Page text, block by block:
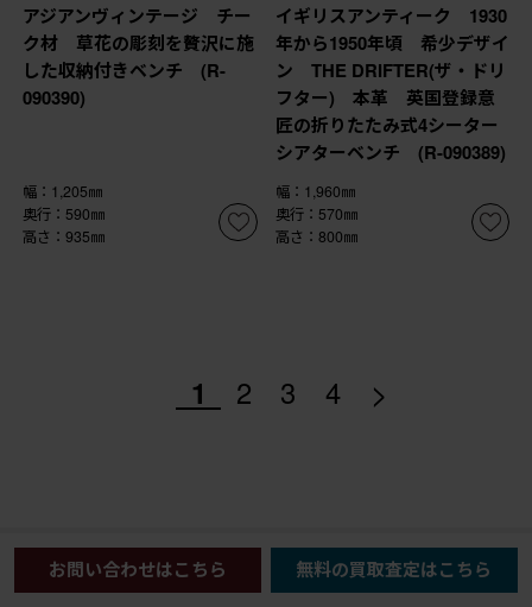
アジアンヴィンテージ チー
ク材 草花の彫刻を贅沢に施
した収納付きベンチ (R-
090390)
幅：1,205㎜
奥行：590㎜
高さ：935㎜
イギリスアンティーク 1930
年から1950年頃 希少デザイ
ン THE DRIFTER(ザ・ドリ
フター) 本革 英国登録意
匠の折りたたみ式4シーター
シアターベンチ (R-090389)
幅：1,960㎜
奥行：570㎜
高さ：800㎜
1 2 3 4 >
お問い合わせはこちら 無料の買取査定はこちら